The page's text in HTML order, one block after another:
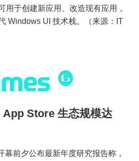
用于创建新应用、改造现有应用，
Windows UI 技术栈。（来源：IT
App Store 生态规模达
幕前夕公布最新年度研究报告称，